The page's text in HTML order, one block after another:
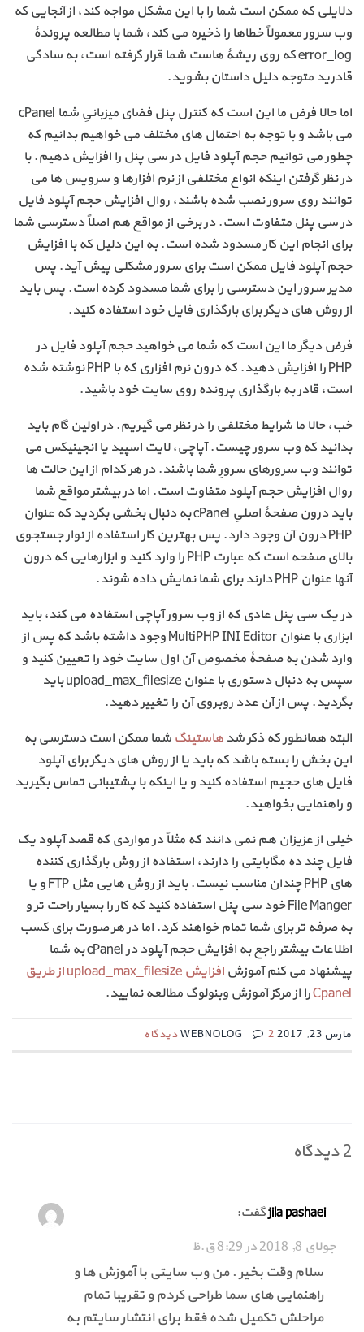
دلایلی که ممکن است شما را با این مشکل مواجه کند، از آنجایی که
وب سرور معمولاً خطاها را ذخیره می کند، شما با مطالعه پروندۀ
error_log که روی ریشۀ هاست شما قرار گرفته است، به سادگی
قادرید متوجه دلیل داستان بشوید.
اما حالا فرض ما این است که کنترل پنل فضای میزبانیِ شما cPanel
می باشد و با توجه به احتمال های مختلف می خواهیم بدانیم که
چطور می توانیم حجم آپلود فایل در سی پنل را افزایش دهیم. با
در نظر گرفتن اینکه انواع مختلفی از نرم افزارها و سرویس ها می
توانند روی سرور نصب شده باشند، روال افزایش حجم آپلود فایل
در سی پنل متفاوت است. در برخی از مواقع هم اصلاً دسترسی شما
برای انجام این کار مسدود شده است. به این دلیل که با افزایش
حجم آپلود فایل ممکن است برای سرور مشکلی پیش آید. پس
مدیر سرور این دسترسی را برای شما مسدود کرده است. پس باید
از روش های دیگر برای بارگذاری فایل خود استفاده کنید.
فرض دیگر ما این است که شما می خواهید حجم آپلود فایل در
PHP را افزایش دهید. که درون نرم افزاری که با PHP نوشته شده
است، قادر به بارگذاری پرونده روی سایت خود باشید.
خب، حالا ما شرایط مختلفی را در نظر می گیریم. در اولین گام باید
بدانید که وب سرور چیست. آپاچی، لایت اسپید یا انجینیکس می
توانند وب سرورهای سرورِ شما باشند. در هر کدام از این حالت ها
روال افزایش حجم آپلود متفاوت است. اما در بیشتر مواقع شما
باید درون صفحۀ اصلیِ cPanel به دنبال بخشی بگردید که عنوان
PHP درون آن وجود دارد. پس بهترین کار استفاده از نوار جستجوی
بالای صفحه است که عبارت PHP را وارد کنید و ابزارهایی که درون
آنها عنوان PHP دارند برای شما نمایش داده شوند.
در یک سی پنل عادی که از وب سرور آپاچی استفاده می کند، باید
ابزاری با عنوان MultiPHP INI Editor وجود داشته باشد که پس از
وارد شدن به صفحۀ مخصوص آن اول سایت خود را تعیین کنید و
سپس به دنبال دستوری با عنوان upload_max_filesize باید
بگردید. پس از آن عدد روبروی آن را تغییر دهید.
البته همانطور که ذکر شد هاستینگ شما ممکن است دسترسی به
این بخش را بسته باشد که باید یا از روش های دیگر برای آپلود
فایل های حجیم استفاده کنید و یا اینکه با پشتیبانی تماس بگیرید
و راهنمایی بخواهید.
خیلی از عزیزان هم نمی دانند که مثلاً در مواردی که قصد آپلود یک
فایل چند ده مگابایتی را دارند، استفاده از روش بارگذاری کننده
های PHP چندان مناسب نیست. باید از روش هایی مثل FTP و یا
File Manger خود سی پنل استفاده کنید که کار را بسیار راحت تر و
به صرفه تر برای شما تمام خواهند کرد. اما در هر صورت برای کسب
اطلاعات بیشتر راجع به افزایش حجم آپلود در cPanel به شما
پیشنهاد می کنم آموزش
افزایش upload_max_filesize از طریق
Cpanelرا از مرکز آموزش وبنولوگ مطالعه نمایید.
مارس 23, 2017 WEBNOLOG 2 دیدگاه
2 دیدگاه
jila pashaeiگفت:
جولای 8, 2018 در 8:29 ق.ظ
سلام وقت بخیر . من وب سایتی با آموزش ها و
راهنمایی های سما طراحی کردم و تقریبا تمام
مراحلش تکمیل شده فقط برای انتشار سایتم به